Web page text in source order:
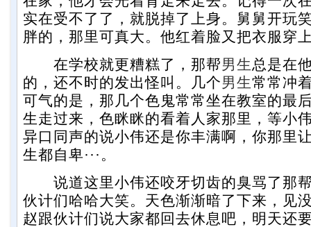
实在受不了了，就脱掉了上身。舅舅开玩
胖的，那里可真大。他红着脸又把衣服穿
在学校就更糟糕了，那帮男生总是在
的，还不时的发出怪叫。几个男生常常冲
可气的是，那几个色鬼常常坐在教室的最
生走过来，色眯眯的看着人家那里，等小
异口同声的说小伟还是你丰满啊，你那里
生都自卑···。
说道这里小伟还咬牙切齿的臭骂了那
伙计们哈哈大笑。天色渐渐暗了下来，见
赵跟伙计们说大家都回去休息吧，明天还